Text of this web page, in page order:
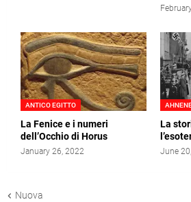
ANTICO EGITTO
La Fenice e i numeri
dell’Occhio di Horus
January 26, 2022
La
June
Nuova